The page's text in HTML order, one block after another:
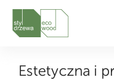
Estetyczna i